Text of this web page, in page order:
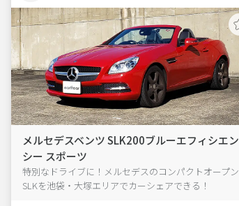
メルセデスベンツ SLK200ブルーエフィシエン
シー スポーツ
特別なドライブに！メルセデスのコンパクトオープン
SLKを池袋・大塚エリアでカーシェアできる！